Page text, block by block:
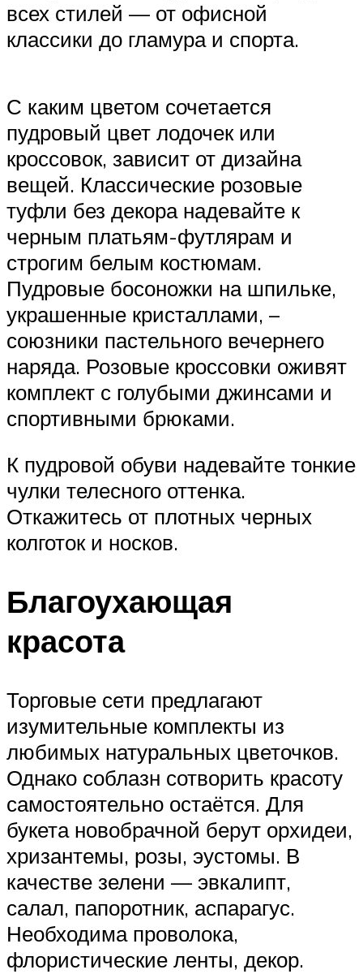
всех стилей — от офисной
классики до гламура и спорта.
С каким цветом сочетается
пудровый цвет лодочек или
кроссовок, зависит от дизайна
вещей. Классические розовые
туфли без декора надевайте к
черным платьям-футлярам и
строгим белым костюмам.
Пудровые босоножки на шпильке,
украшенные кристаллами, –
союзники пастельного вечернего
наряда. Розовые кроссовки оживят
комплект с голубыми джинсами и
спортивными брюками.
К пудровой обуви надевайте тонкие
чулки телесного оттенка.
Откажитесь от плотных черных
колготок и носков.
Благоухающая
красота
Торговые сети предлагают
изумительные комплекты из
любимых натуральных цветочков.
Однако соблазн сотворить красоту
самостоятельно остаётся. Для
букета новобрачной берут орхидеи,
хризантемы, розы, эустомы. В
качестве зелени — эвкалипт,
салал, папоротник, аспарагус.
Необходима проволока,
флористические ленты, декор.